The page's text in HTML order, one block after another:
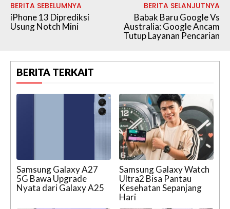
BERITA SEBELUMNYA
iPhone 13 Diprediksi
Usung Notch Mini
BERITA SELANJUTNYA
Babak Baru Google Vs
Australia: Google Ancam
Tutup Layanan Pencarian
BERITA TERKAIT
Samsung Galaxy A27
5G Bawa Upgrade
Nyata dari Galaxy A25
Samsung Galaxy Watch
Ultra2 Bisa Pantau
Kesehatan Sepanjang
Hari